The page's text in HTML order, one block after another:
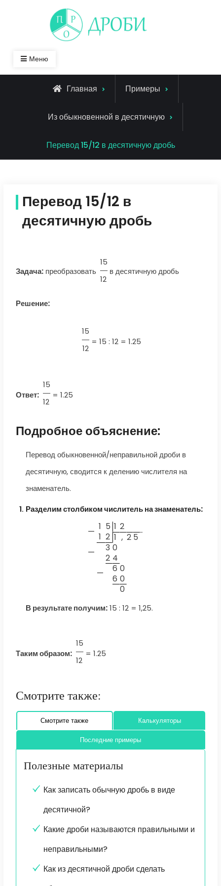
Меню
Главная Примеры
Из обыкновенной в десятичную
Перевод 15/12 в десятичную дробь
Перевод 15/12 в
десятичную дробь
Задача:преобразовать
15
12
в десятичную дробь
Решение:
15
12
= 15 : 12 = 1.25
Ответ:
15
12
= 1.25
Подробное объяснение:
Перевод обыкновенной/неправильной дроби в
десятичную, сводится к делению числителя на
знаменатель.
Разделим столбиком числитель на знаменатель:
— 1 5 1 2
1 2 1 , 2 5
—
3 0
2 4
—
6 0
6 0
0
В результате получим:15 : 12 = 1,25.
Таким образом:
15
12
= 1.25
Смотрите также:
Смотрите также Калькуляторы
Последние примеры
Полезные материалы
Как записать обычную дробь в виде
десятичной?
Какие дроби называются правильными и
неправильными?
Как из десятичной дроби сделать